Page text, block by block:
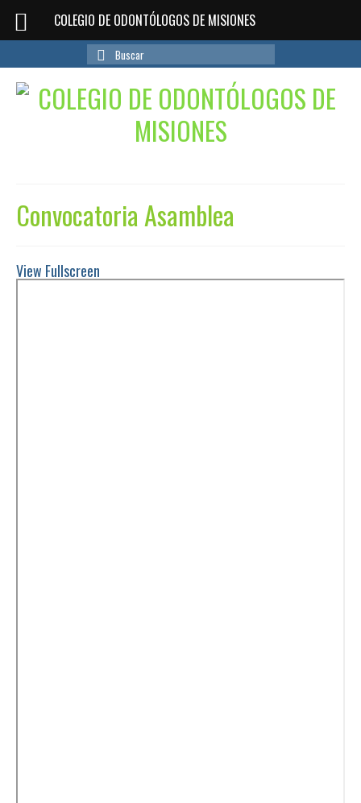
Buscar
por:
Convocatoria Asamblea
View Fullscreen
Saltar
COLEGIO DE ODONTÓLOGOS DE MISIONES